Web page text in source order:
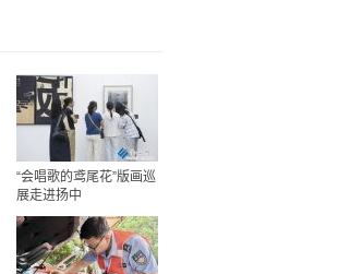
“会唱歌的鸢尾花”版画巡
展走进扬中